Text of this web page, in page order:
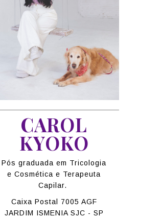
CAROL
KYOKO
Pós graduada em Tricologia
e Cosmética e Terapeuta
Capilar.
Caixa Postal 7005 AGF
JARDIM ISMENIA SJC - SP